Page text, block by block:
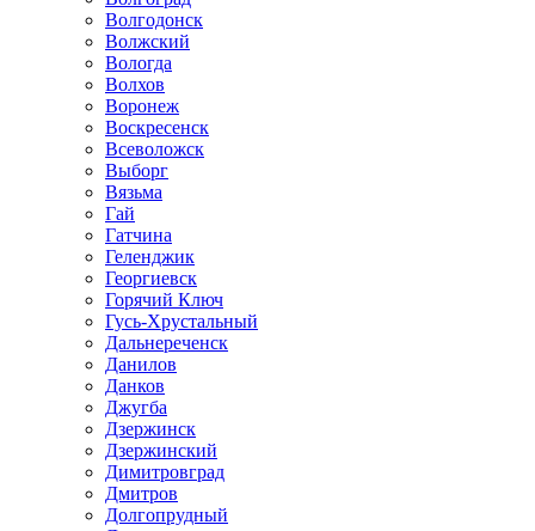
Волгодонск
Волжский
Вологда
Волхов
Воронеж
Воскресенск
Всеволожск
Выборг
Вязьма
Гай
Гатчина
Геленджик
Георгиевск
Горячий Ключ
Гусь-Хрустальный
Дальнереченск
Данилов
Данков
Джугба
Дзержинск
Дзержинский
Димитровград
Дмитров
Долгопрудный